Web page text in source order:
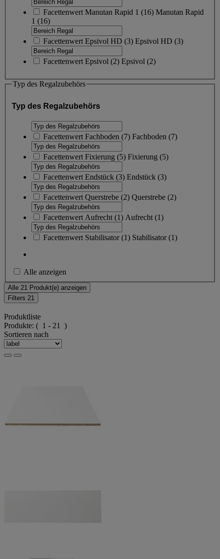
Facettenwert Manutan Rapid 1 (16) Manutan Rapid
1 (16)
Facettenwert Epsivol HD (3) Epsivol HD (3)
Facettenwert Epsivol (2) Epsivol (2)
Typ des Regalzubehörs
Typ des Regalzubehörs
Facettenwert Fachboden (7) Fachboden (7)
Facettenwert Fixierung (5) Fixierung (5)
Facettenwert Endstück (3) Endstück (3)
Facettenwert Querstrebe (2) Querstrebe (2)
Facettenwert Aufrecht (1) Aufrecht (1)
Facettenwert Stabilisator(1) Stabilisator(1)
Alle anzeigen
Alle 21 Produkt(e) anzeigen
Filters 21
Produktliste
Produkte: ( 1 - 21 )
Sortieren nach